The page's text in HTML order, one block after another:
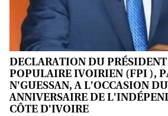
DECLARATION DU
POPULAIRE IVOIRIEN (FPI ),
N'GUESSAN, A L'OCCASION
ANNIVERSAIRE DE
CÔTE D'IVOIRE